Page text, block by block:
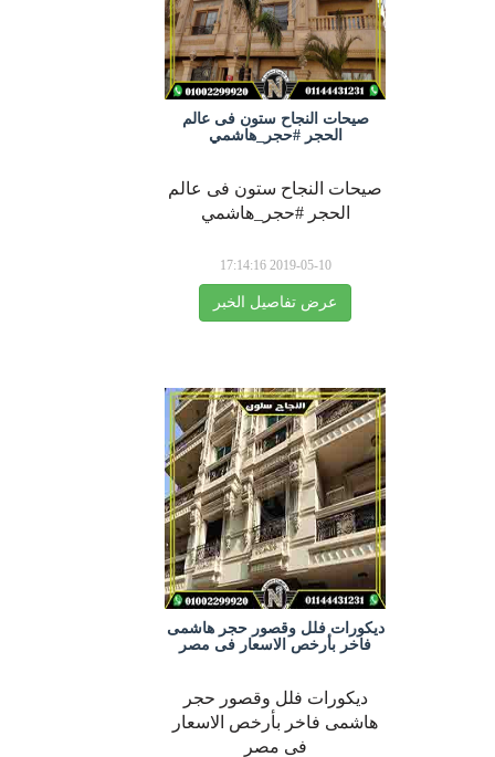
صيحات النجاح ستون فى عالم
الحجر #حجر_هاشمي
صيحات النجاح ستون فى عالم
الحجر #حجر_هاشمي
2019-05-10 17:14:16
عرض تفاصيل الخبر
ديكورات فلل وقصور حجر هاشمى
فاخر بأرخص الاسعار فى مصر
ديكورات فلل وقصور حجر
هاشمى فاخر بأرخص الاسعار
فى مصر